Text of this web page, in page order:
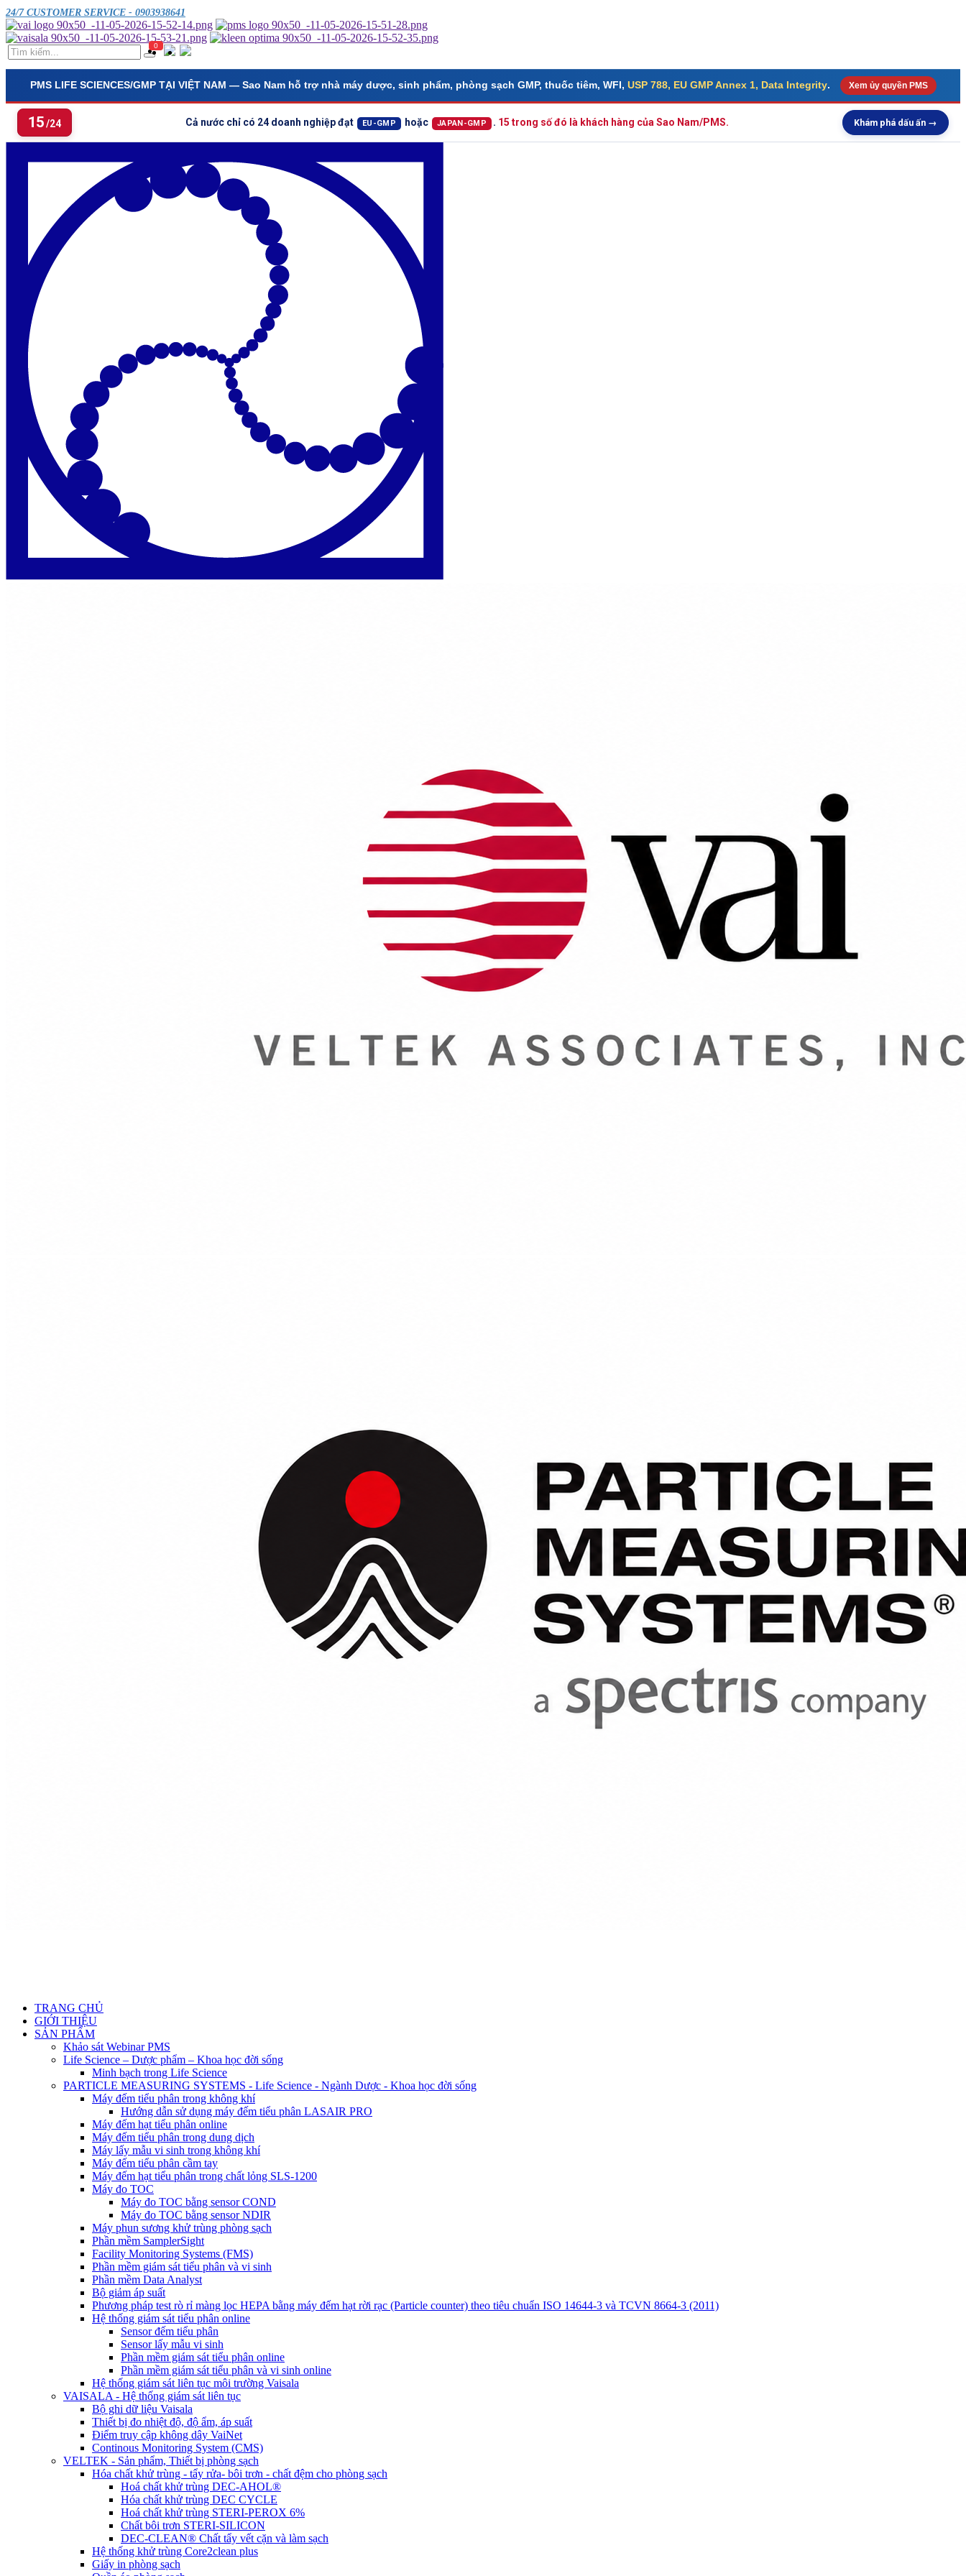
24/7 CUSTOMER SERVICE - 0903938641
0
PMS LIFE SCIENCES/GMP TẠI VIỆT NAM — Sao Nam hỗ trợ nhà máy dược, sinh phẩm, phòng sạch GMP, thuốc tiêm, WFI, USP 788, EU GMP Annex 1, Data Integrity. Xem ủy quyền PMS
15/24 Cả nước chỉ có 24 doanh nghiệp đạt EU-GMP hoặc JAPAN-GMP . 15 trong số đó là khách hàng của Sao Nam/PMS. Khám phá dấu ấn →
TRANG CHỦ
GIỚI THIỆU
SẢN PHẨM
Khảo sát Webinar PMS
Life Science – Dược phẩm – Khoa học đời sống
Minh bạch trong Life Science
PARTICLE MEASURING SYSTEMS - Life Science - Ngành Dược - Khoa học đời sống
Máy đếm tiểu phân trong không khí
Hướng dẫn sử dụng máy đếm tiểu phân LASAIR PRO
Máy đếm hạt tiểu phân online
Máy đếm tiểu phân trong dung dịch
Máy lấy mẫu vi sinh trong không khí
Máy đếm tiểu phân cầm tay
Máy đếm hạt tiểu phân trong chất lỏng SLS-1200
Máy đo TOC
Máy đo TOC bằng sensor COND
Máy đo TOC bằng sensor NDIR
Máy phun sương khử trùng phòng sạch
Phần mềm SamplerSight
Facility Monitoring Systems (FMS)
Phần mềm giám sát tiểu phân và vi sinh
Phần mềm Data Analyst
Bộ giảm áp suất
Phương pháp test rò rỉ màng lọc HEPA bằng máy đếm hạt rời rạc (Particle counter) theo tiêu chuẩn ISO 14644-3 và TCVN 8664-3 (2011)
Hệ thống giám sát tiểu phân online
Sensor đếm tiểu phân
Sensor lấy mẫu vi sinh
Phần mềm giám sát tiểu phân online
Phần mềm giám sát tiểu phân và vi sinh online
Hệ thống giám sát liên tục môi trường Vaisala
VAISALA - Hệ thống giám sát liên tục
Bộ ghi dữ liệu Vaisala
Thiết bị đo nhiệt độ, độ ẩm, áp suất
Điểm truy cập không dây VaiNet
Continous Monitoring System (CMS)
VELTEK - Sản phẩm, Thiết bị phòng sạch
Hóa chất khử trùng - tẩy rửa- bôi trơn - chất đệm cho phòng sạch
Hoá chất khử trùng DEC-AHOL®
Hóa chất khử trùng DEC CYCLE
Hoá chất khử trùng STERI-PEROX 6%
Chất bôi trơn STERI-SILICON
DEC-CLEAN® Chất tẩy vết cặn và làm sạch
Hệ thống khử trùng Core2clean plus
Giấy in phòng sạch